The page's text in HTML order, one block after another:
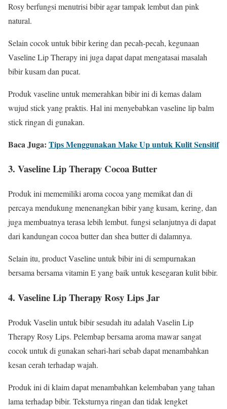
Rosy berfungsi menutrisi bibir agar tampak lembut dan pink
natural.
Selain cocok untuk bibir kering dan pecah-pecah, kegunaan
Vaseline Lip Therapy ini juga dapat dapat mengatasai masalah
bibir kusam dan pucat.
Produk vaseline untuk memerahkan bibir ini di kemas dalam
wujud stick yang praktis. Hal ini menyebabkan vaseline lip balm
stick ringan di gunakan.
Baca Juga: Tips Menggunakan Make Up untuk Kulit Sensitif
3. Vaseline Lip Therapy Cocoa Butter
Produk ini mememiliki aroma cocoa yang memikat dan di
percaya mendukung menenangkan bibir yang kusam, kering, dan
juga membuatnya terasa lebih lembut. fungsi selanjutnya di dapat
dari kandungan cocoa butter dan shea butter di dalamnya.
Selain itu, product Vaseline untuk bibir ini di sempurnakan
bersama bersama vitamin E yang baik untuk kesegaran kulit bibir.
4. Vaseline Lip Therapy Rosy Lips Jar
Produk Vaselin untuk bibir sesudah itu adalah Vaselin Lip
Therapy Rosy Lips. Pelembap bersama aroma mawar sangat
cocok untuk di gunakan sehari-hari sebab dapat menambahkan
kesan cerah terhadap wajah.
Produk ini di klaim dapat menambahkan kelembaban yang tahan
lama terhadap bibir. Teksturnya ringan dan tidak lengket